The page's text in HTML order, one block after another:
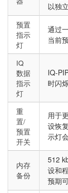
以独
预置
指示
灯
通过
当前
IQ
数据
指示
灯
IQ-
时闪烁
重
置/
预置
开关
用于
设恢
示灯
内存
备份
512
设和
预期